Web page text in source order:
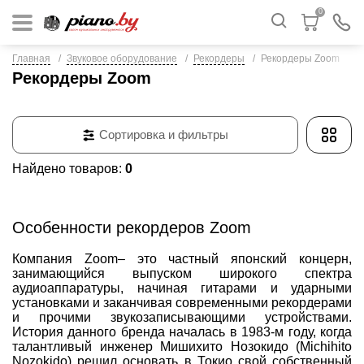
0
Главная Звуковое оборудование Рекордеры Рекордеры Zoom
Рекордеры Zoom
Найдено товаров: 0
Сортировка и фильтры
Особенности рекордеров Zoom
Компания Zoom– это частный японский концерн,
занимающийся выпуском широкого спектра
аудиоаппаратуры, начиная гитарами и ударными
установками и заканчивая современными рекордерами
и прочими звукозаписывающими устройствами.
История данного бренда началась в 1983-м году, когда
талантливый инженер Мишихито Нозокидо (Michihito
Nozokido) решил основать в Токио свой собственный